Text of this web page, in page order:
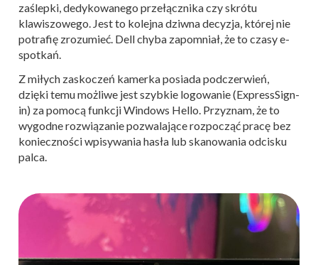
zaślepki, dedykowanego przełącznika czy skrótu
klawiszowego. Jest to kolejna dziwna decyzja, której nie
potrafię zrozumieć. Dell chyba zapomniał, że to czasy e-
spotkań.
Z miłych zaskoczeń kamerka posiada podczerwień,
dzięki temu możliwe jest szybkie logowanie (ExpressSign-
in) za pomocą funkcji Windows Hello. Przyznam, że to
wygodne rozwiązanie pozwalające rozpocząć pracę bez
konieczności wpisywania hasła lub skanowania odcisku
palca.